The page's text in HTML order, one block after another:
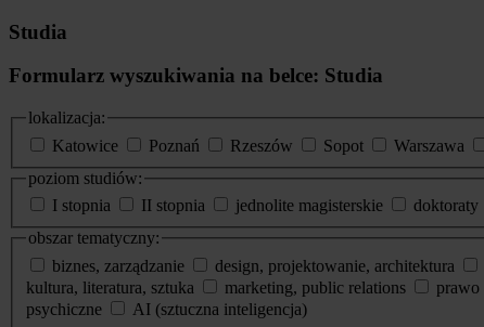
Studia
Formularz wyszukiwania na belce: Studia
lokalizacja:
Katowice
Poznań Rzeszów Sopot Warszawa
poziom studiów:
I stopnia
II stopnia jednolite magisterskie doktoraty
obszar tematyczny:
biznes, zarządzanie
design, projektowanie, architektura
kultura, literatura, sztuka
marketing, public relations prawo
psychiczne
AI (sztuczna inteligencja)